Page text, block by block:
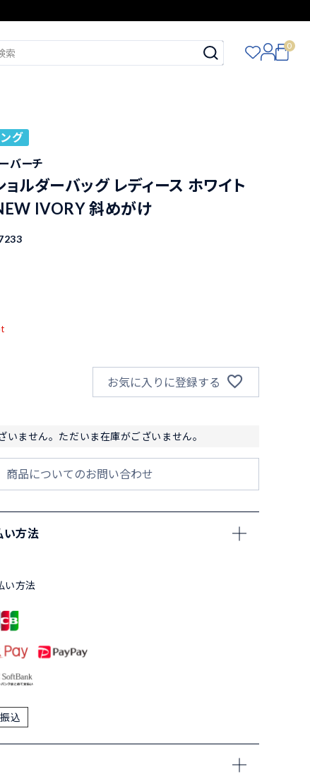
0
グ
バーチ
ョルダーバッグ レディース ホワイト
IVORY 斜めがけ
お気に入りに登録する
いません。ただいま在庫がございません。
商品についてのお問い合わせ
い方法
い方法
込